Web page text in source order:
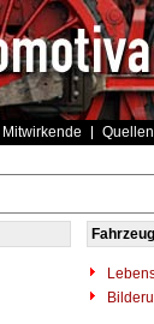
Mitwirkende